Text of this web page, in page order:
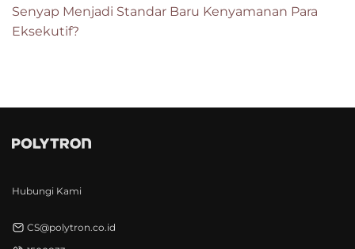
Senyap Menjadi Standar Baru Kenyamanan Para
Eksekutif?
Hubungi Kami
CS@polytron.co.id